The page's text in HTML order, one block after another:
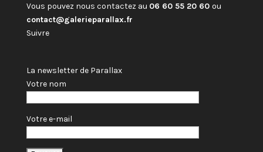
Vous pouvez nous contactez au 06 60 55 20 60 ou
contact@galerieparallax.fr
Suivre
La newsletter de Parallax
Votre nom
Votre e-mail